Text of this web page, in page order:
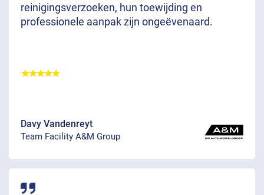
reinigingsverzoeken, hun toewijding en
professionele aanpak zijn ongeëvenaard.
Davy Vandenreyt
Team Facility A&M Group